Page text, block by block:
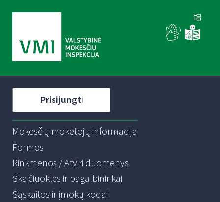
Prisijungti
Mokesčių mokėtojų informacija
Formos
Rinkmenos / Atviri duomenys
Skaičiuoklės ir pagalbininkai
Sąskaitos ir įmokų kodai